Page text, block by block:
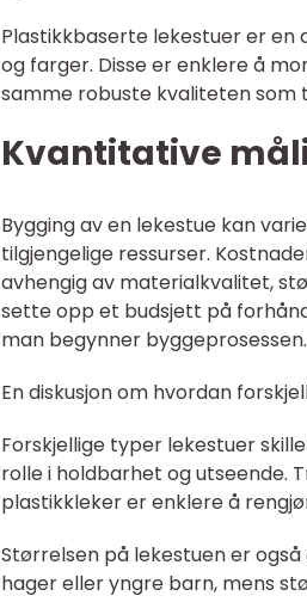
Plastikkbaserte lekestuer er en
og farger. Disse er enklere å
samme robuste kvaliteten som
Kvantitative
Bygging av en lekestue kan
tilgjengelige ressurser.
avhengig av materialkvalitet,
sette opp et budsjett på
man begynner byggeprosessen.
En diskusjon om hvordan
Forskjellige typer lekestuer
rolle i holdbarhet og utseende.
plastikkleker er enklere å
Størrelsen på lekestuen er
hager eller yngre barn, mens